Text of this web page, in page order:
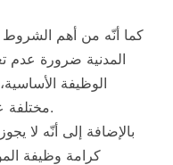
كما أنّه من أهم الشروط
المدنية ضرورة عدم
الوظيفة
مختلفة عن مواعيد العمل الرسمية.
بالإضافة إلى أنّه لا
كرامة وظيفة